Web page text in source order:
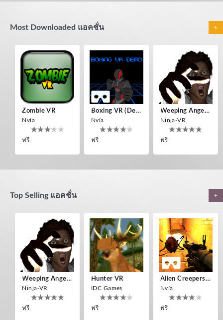
+
Most Downloaded แอคชั่น
Zombie VR
Nvía
ฟรี
Boxing VR (Demo)
Nvía
ฟรี
Weeping Angels VR
Ninja-VR
ฟรี
Alien Creepers VR
Nvía
ฟรี
Jumping Levels
Nvía
ฟรี
Hunter VR
IDC Games
ฟรี
+
Top Selling แอคชั่น
Weeping Angels VR
Ninja-VR
ฟรี
Hunter VR
IDC Games
ฟรี
Alien Creepers VR
Nvía
ฟรี